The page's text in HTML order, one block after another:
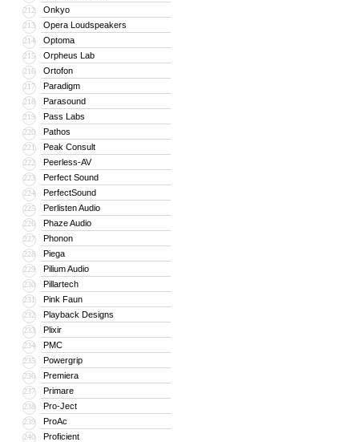
212 Onkyo
213 Opera Loudspeakers
214 Optoma
215 Orpheus Lab
216 Ortofon
217 Paradigm
218 Parasound
219 Pass Labs
220 Pathos
221 Peak Consult
222 Peerless-AV
223 Perfect Sound
224 PerfectSound
225 Perlisten Audio
226 Phaze Audio
227 Phonon
228 Piega
229 Pilium Audio
230 Pillartech
231 Pink Faun
232 Playback Designs
233 Plixir
234 PMC
235 Powergrip
236 Premiera
237 Primare
238 Pro-Ject
239 ProAc
240 Proficient